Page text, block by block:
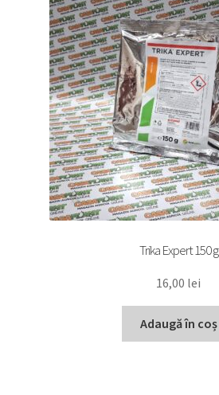
Trika Expert 150 g
16,00 lei
Adaugă în coș